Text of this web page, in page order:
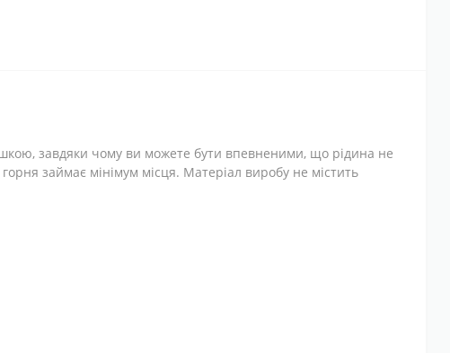
завдяки чому ви можете бути впевненими, що рідина не
займає мінімум місця. Матеріал виробу не містить